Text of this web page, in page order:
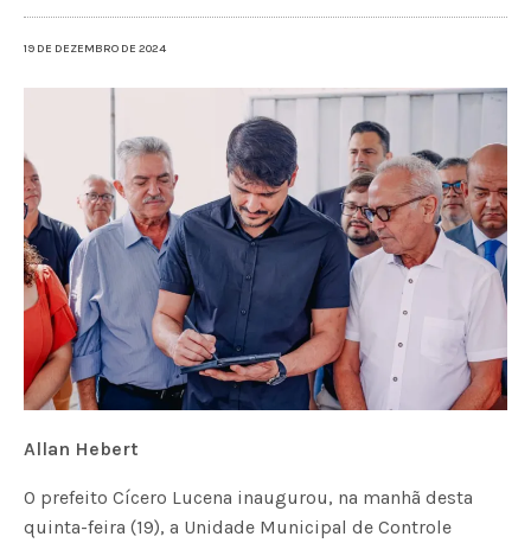
19 DE DEZEMBRO DE 2024
Allan Hebert
O prefeito Cícero Lucena inaugurou, na manhã desta
quinta-feira (19), a Unidade Municipal de Controle